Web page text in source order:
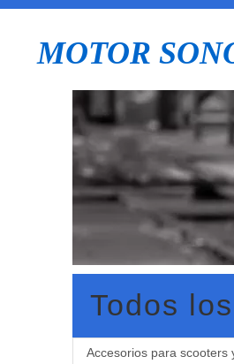
MOTOR
Todos
Accesorios para scooters